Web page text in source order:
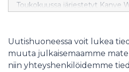
Toukokuussa järjestetyt Kanye
yhteensä yli 140 000 musiikin
maailmaa.
Uutishuoneessa voit lukea
muuta julkaisemaamme
niin yhteyshenkilöidemme